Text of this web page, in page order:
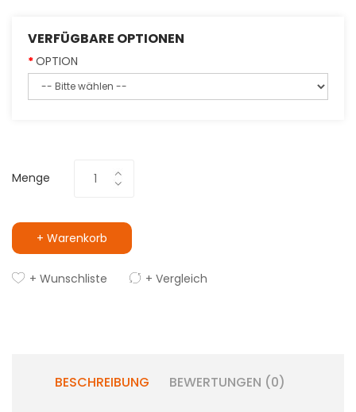
VERFÜGBARE OPTIONEN
OPTION
Menge
+ Warenkorb
+ Wunschliste + Vergleich
BESCHREIBUNG BEWERTUNGEN (0)